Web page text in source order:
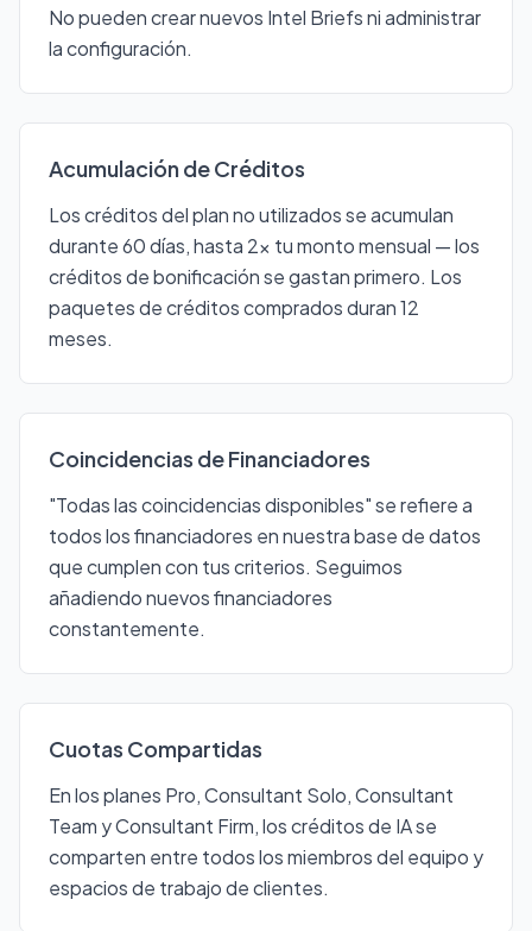
No pueden crear nuevos Intel Briefs ni administrar
la configuración.
Acumulación de Créditos
Los créditos del plan no utilizados se acumulan
durante 60 días, hasta 2× tu monto mensual — los
créditos de bonificación se gastan primero. Los
paquetes de créditos comprados duran 12
meses.
Coincidencias de Financiadores
"Todas las coincidencias disponibles" se refiere a
todos los financiadores en nuestra base de datos
que cumplen con tus criterios. Seguimos
añadiendo nuevos financiadores
constantemente.
Cuotas Compartidas
En los planes Pro, Consultant Solo, Consultant
Team y Consultant Firm, los créditos de IA se
comparten entre todos los miembros del equipo y
espacios de trabajo de clientes.